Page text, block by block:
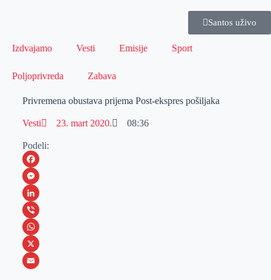
Santos uživo
Izdvajamo Vesti Emisije Sport
Poljoprivreda Zabava
Privremena obustava prijema Post-ekspres pošiljaka
Vesti 23. mart 2020. 08:36
Podeli:
F
a
c
e
b
o
M
e
s
s
e
L
i
n
k
V
i
b
W
h
X